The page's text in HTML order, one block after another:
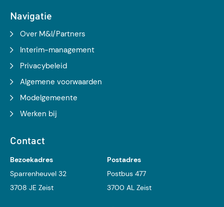
Navigatie
Over M&I/Partners
Interim-management
Privacybeleid
Algemene voorwaarden
Modelgemeente
Werken bij
Contact
Bezoekadres
Sparrenheuvel 32
3708 JE Zeist
Postadres
Postbus 477
3700 AL Zeist